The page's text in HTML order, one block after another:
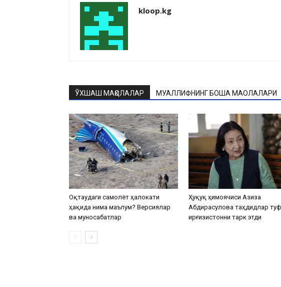
kloop.kg
ЎХШАШ МАҚОЛАЛАР МУАЛЛИФНИНГ БОШҚА МАҚОЛАЛАРИ
Оқтаудаги самолёт ҳалокати
ҳақида нима маълум? Версиялар
ва муносабатлар
Ҳуқуқ ҳимоячиси Азиза
Абдирасулова таҳдидлар
Қирғизистонни тарк этди